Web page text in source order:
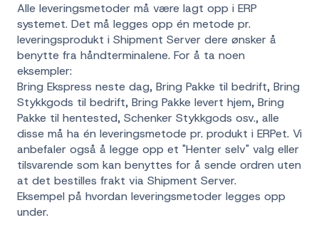
Alle leveringsmetoder må være lagt opp i ERP
systemet. Det må legges opp én metode pr.
leveringsprodukt i Shipment Server dere ønsker å
benytte fra håndterminalene. For å ta noen
eksempler:
Bring Ekspress neste dag, Bring Pakke til bedrift, Bring
Stykkgods til bedrift, Bring Pakke levert hjem, Bring
Pakke til hentested, Schenker Stykkgods osv., alle
disse må ha én leveringsmetode pr. produkt i ERPet. Vi
anbefaler også å legge opp et "Henter selv" valg eller
tilsvarende som kan benyttes for å sende ordren uten
at det bestilles frakt via Shipment Server.
Eksempel på hvordan leveringsmetoder legges opp
under.